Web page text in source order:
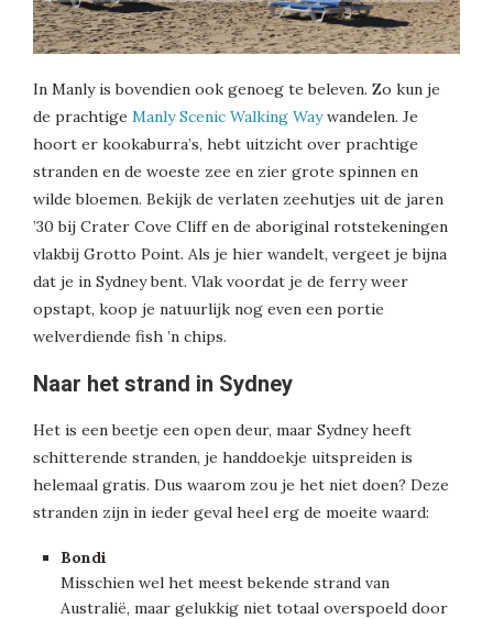
In Manly is bovendien ook genoeg te beleven. Zo kun je
de prachtige Manly Scenic Walking Waywandelen. Je
hoort er kookaburra’s, hebt uitzicht over prachtige
stranden en de woeste zee en zier grote spinnen en
wilde bloemen. Bekijk de verlaten zeehutjes uit de jaren
’30 bij Crater Cove Cliff en de aboriginal rotstekeningen
vlakbij Grotto Point. Als je hier wandelt, vergeet je bijna
dat je in Sydney bent. Vlak voordat je de ferry weer
opstapt, koop je natuurlijk nog even een portie
welverdiende fish ’n chips.
Naar het strand in Sydney
Het is een beetje een open deur, maar Sydney heeft
schitterende stranden, je handdoekje uitspreiden is
helemaal gratis. Dus waarom zou je het niet doen? Deze
stranden zijn in ieder geval heel erg de moeite waard:
Bondi
Misschien wel het meest bekende strand van
Australië, maar gelukkig niet totaal overspoeld door